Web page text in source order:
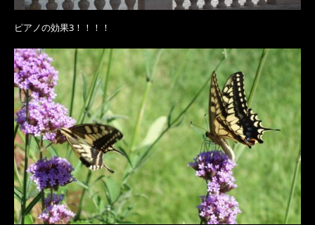
ピアノの効果3！！！！